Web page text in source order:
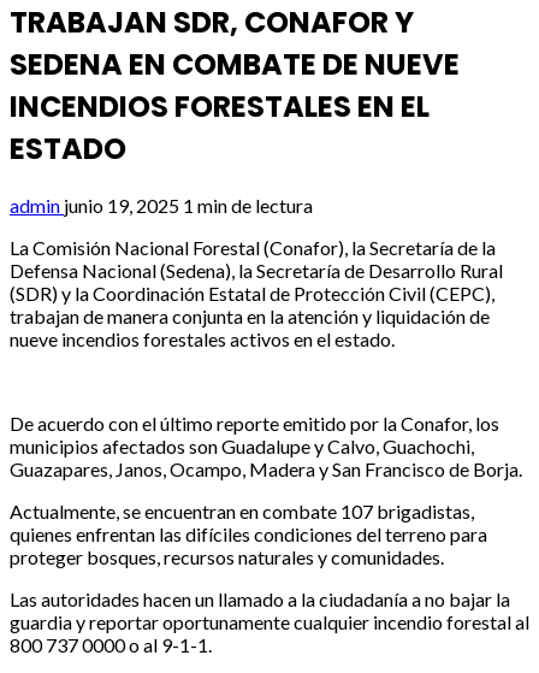
TRABAJAN SDR, CONAFOR Y
SEDENA EN COMBATE DE NUEVE
INCENDIOS FORESTALES EN EL
ESTADO
admin junio 19, 2025 1 min de lectura
La Comisión Nacional Forestal (Conafor), la Secretaría de la
Defensa Nacional (Sedena), la Secretaría de Desarrollo Rural
(SDR) y la Coordinación Estatal de Protección Civil (CEPC),
trabajan de manera conjunta en la atención y liquidación de
nueve incendios forestales activos en el estado.
De acuerdo con el último reporte emitido por la Conafor, los
municipios afectados son Guadalupe y Calvo, Guachochi,
Guazapares, Janos, Ocampo, Madera y San Francisco de Borja.
Actualmente, se encuentran en combate 107 brigadistas,
quienes enfrentan las difíciles condiciones del terreno para
proteger bosques, recursos naturales y comunidades.
Las autoridades hacen un llamado a la ciudadanía a no bajar la
guardia y reportar oportunamente cualquier incendio forestal al
800 737 0000 o al 9-1-1.